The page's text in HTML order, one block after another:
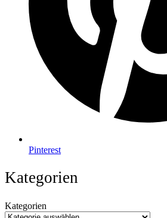
Pinterest
Kategorien
Kategorien